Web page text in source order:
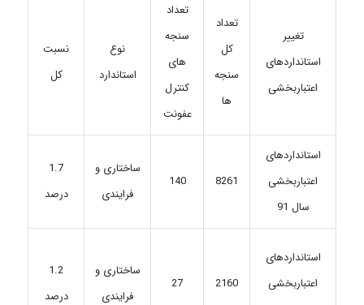
تغییر
استانداردهای
اعتباربخشی
تعداد
کل
سنجه
ها
تعداد
سنجه
های
کنترل
عفونت
نوع
استاندارد
نسبت
کل
استانداردهای
اعتباربخشی
سال 91
8261
140
ساختاری و
فرایندی
1.7
درصد
استانداردهای
اعتباربخشی
2160
27
ساختاری و
فرایندی
1.2
درصد